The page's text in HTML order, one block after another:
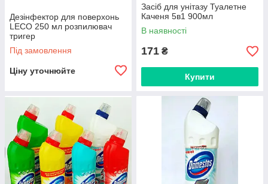
Дезінфектор для поверхонь
LECO 250 мл розпилювач
тригер
Під замовлення
Ціну уточнюйте
Засіб для унітазу Туалетне
Каченя 5в1 900мл
В наявності
171 ₴
Купити